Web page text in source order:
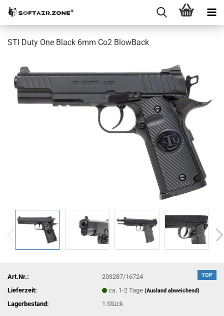
STI Duty One Black 6mm Co2 BlowBack
TOP
Art.Nr.:
203287/16724
Lieferzeit:
ca. 1-2 Tage(Ausland abweichend)
Lagerbestand: 1Stück